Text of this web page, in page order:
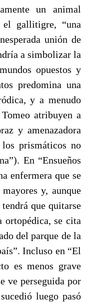
un animal
el gallitigre, “una
unión de
a simbolizar la
opuestos y
predomina una
y a menudo
atribuyen a
y amenazadora
prismáticos no
En “Ensueños
enfermera que se
y, aunque
que quitarse
ortopédica, se cita
del parque de la
Incluso en “El
es menos grave
ve perseguida por
luego pasó